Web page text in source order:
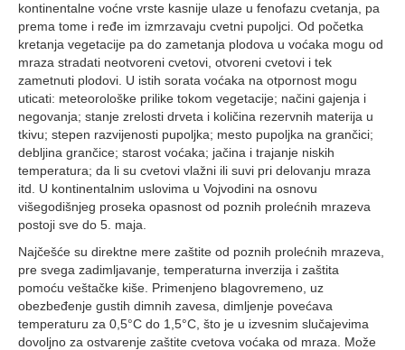
kontinentalne voćne vrste kasnije ulaze u fenofazu cvetanja, pa
prema tome i ređe im izmrzavaju cvetni pupoljci. Od početka
kretanja vegetacije pa do zametanja plodova u voćaka mogu od
mraza stradati neotvoreni cvetovi, otvoreni cvetovi i tek
zametnuti plodovi. U istih sorata voćaka na otpornost mogu
uticati: meteorološke prilike tokom vegetacije; načini gajenja i
negovanja; stanje zrelosti drveta i količina rezervnih materija u
tkivu; stepen razvijenosti pupoljka; mesto pupoljka na grančici;
debljina grančice; starost voćaka; jačina i trajanje niskih
temperatura; da li su cvetovi vlažni ili suvi pri delovanju mraza
itd. U kontinentalnim uslovima u Vojvodini na osnovu
višegodišnjeg proseka opasnost od poznih prolećnih mrazeva
postoji sve do 5. maja.
Najčešće su direktne mere zaštite od poznih prolećnih mrazeva,
pre svega zadimljavanje, temperaturna inverzija i zaštita
pomoću veštačke kiše. Primenjeno blagovremeno, uz
obezbeđenje gustih dimnih zavesa, dimljenje povećava
temperaturu za 0,5°C do 1,5°C, što je u izvesnim slučajevima
dovoljno za ostvarenje zaštite cvetova voćaka od mraza. Može